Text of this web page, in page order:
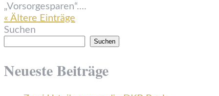
„Vorsorgesparen“....
« Ältere Einträge
Suchen
Suchen
Neueste Beiträge